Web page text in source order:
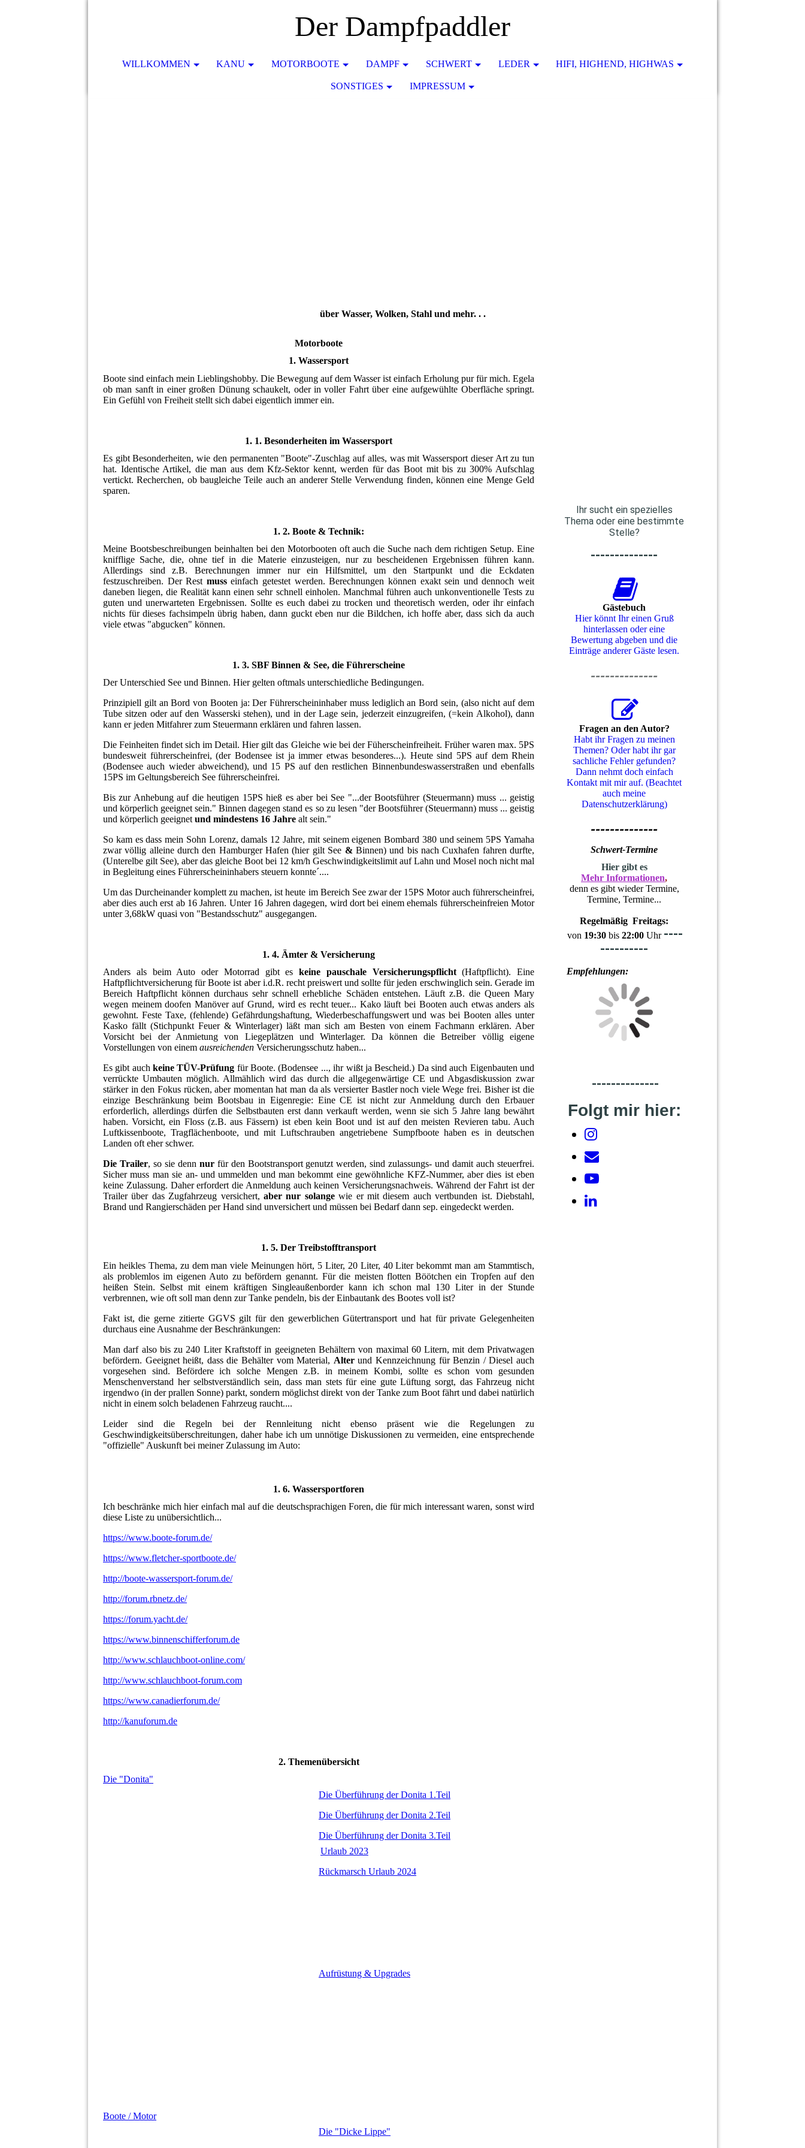
Der Dampfpaddler
WILLKOMMEN KANU MOTORBOOTE DAMPF SCHWERT LEDER HIFI, HIGHEND, HIGHWAS
SONSTIGES IMPRESSUM
über Wasser, Wolken, Stahl und mehr. . .
Motorboote
1. Wassersport
Boote sind einfach mein Lieblingshobby. Die Bewegung auf dem Wasser ist einfach Erholung pur für mich. Egela
ob man sanft in einer großen Dünung schaukelt, oder in voller Fahrt über eine aufgewühlte Oberfläche springt.
Ein Gefühl von Freiheit stellt sich dabei eigentlich immer ein.
1. 1. Besonderheiten im Wassersport
Es gibt Besonderheiten, wie den permanenten "Boote"-Zuschlag auf alles, was mit Wassersport dieser Art zu tun
hat. Identische Artikel, die man aus dem Kfz-Sektor kennt, werden für das Boot mit bis zu 300% Aufschlag
vertickt. Recherchen, ob baugleiche Teile auch an anderer Stelle Verwendung finden, können eine Menge Geld
sparen.
1. 2. Boote & Technik:
Meine Bootsbeschreibungen beinhalten bei den Motorbooten oft auch die Suche nach dem richtigen Setup. Eine
knifflige Sache, die, ohne tief in die Materie einzusteigen, nur zu bescheidenen Ergebnissen führen kann.
Allerdings sind z.B. Berechnungen immer nur ein Hilfsmittel, um den Startpunkt und die Eckdaten
festzuschreiben. Der Rest musseinfach getestet werden. Berechnungen können exakt sein und dennoch weit
daneben liegen, die Realität kann einen sehr schnell einholen. Manchmal führen auch unkonventionelle Tests zu
guten und unerwarteten Ergebnissen. Sollte es euch dabei zu trocken und theoretisch werden, oder ihr einfach
nichts für dieses fachsimpeln übrig haben, dann guckt eben nur die Bildchen, ich hoffe aber, dass sich da auch
viele etwas "abgucken" können.
1. 3. SBF Binnen & See, die Führerscheine
Der Unterschied See und Binnen. Hier gelten oftmals unterschiedliche Bedingungen.
Prinzipiell gilt an Bord von Booten ja: Der Führerscheininhaber muss lediglich an Bord sein, (also nicht auf dem
Tube sitzen oder auf den Wasserski stehen), und in der Lage sein, jederzeit einzugreifen, (=kein Alkohol), dann
kann er jeden Mitfahrer zum Steuermann erklären und fahren lassen.
Die Feinheiten findet sich im Detail. Hier gilt das Gleiche wie bei der Füherscheinfreiheit. Früher waren max. 5PS
bundesweit führerscheinfrei, (der Bodensee ist ja immer etwas besonderes...). Heute sind 5PS auf dem Rhein
(Bodensee auch wieder abweichend), und 15 PS auf den restlichen Binnenbundeswasserstraßen und ebenfalls
15PS im Geltungsbereich See führerscheinfrei.
Bis zur Anhebung auf die heutigen 15PS hieß es aber bei See "...der Bootsführer (Steuermann) muss ... geistig
und körperlich geeignet sein." Binnen dagegen stand es so zu lesen "der Bootsführer (Steuermann) muss ... geistig
und körperlich geeignet und mindestens 16 Jahre alt sein."
So kam es dass mein Sohn Lorenz, damals 12 Jahre, mit seinem eigenen Bombard 380 und seinem 5PS Yamaha
zwar völlig alleine durch den Hamburger Hafen (hier gilt See & Binnen) und bis nach Cuxhafen fahren durfte,
(Unterelbe gilt See), aber das gleiche Boot bei 12 km/h Geschwindigkeitslimit auf Lahn und Mosel noch nicht mal
in Begleitung eines Führerscheininhabers steuern konnte´....
Um das Durcheinander komplett zu machen, ist heute im Bereich See zwar der 15PS Motor auch führerscheinfrei,
aber dies auch erst ab 16 Jahren. Unter 16 Jahren dagegen, wird dort bei einem ehemals führerscheinfreien Motor
unter 3,68kW quasi von "Bestandsschutz" ausgegangen.
1. 4. Ämter & Versicherung
Anders als beim Auto oder Motorrad gibt es keine pauschale Versicherungspflicht(Haftpflicht). Eine
Haftpflichtversicherung für Boote ist aber i.d.R. recht preiswert und sollte für jeden erschwinglich sein. Gerade im
Bereich Haftpflicht können durchaus sehr schnell erhebliche Schäden entstehen. Läuft z.B. die Queen Mary
wegen meinem doofen Manöver auf Grund, wird es recht teuer... Kako läuft bei Booten auch etwas anders als
gewohnt. Feste Taxe, (fehlende) Gefährdungshaftung, Wiederbeschaffungswert und was bei Booten alles unter
Kasko fällt (Stichpunkt Feuer & Winterlager) läßt man sich am Besten von einem Fachmann erklären. Aber
Vorsicht bei der Anmietung von Liegeplätzen und Winterlager. Da können die Betreiber völlig eigene
Vorstellungen von einem ausreichenden Versicherungsschutz haben...
Es gibt auchkeine TÜV-Prüfung für Boote. (Bodensee ..., ihr wißt ja Bescheid.) Da sind auch Eigenbauten und
verrückte Umbauten möglich. Allmählich wird das durch die allgegenwärtige CE und Abgasdiskussion zwar
stärker in den Fokus rücken, aber momentan hat man da als versierter Bastler noch viele Wege frei. Bisher ist die
einzige Beschränkung beim Bootsbau in Eigenregie: Eine CE ist nicht zur Anmeldung durch den Erbauer
erforderlich, allerdings dürfen die Selbstbauten erst dann verkauft werden, wenn sie sich 5 Jahre lang bewährt
haben. Vorsicht, ein Floss (z.B. aus Fässern) ist eben kein Boot und ist auf den meisten Revieren tabu. Auch
Luftkissenboote, Tragflächenboote, und mit Luftschrauben angetriebene Sumpfboote haben es in deutschen
Landen oft eher schwer.
Die Trailer, so sie denn nurfür den Bootstransport genutzt werden, sind zulassungs- und damit auch steuerfrei.
Sicher muss man sie an- und ummelden und man bekommt eine gewöhnliche KFZ-Nummer, aber dies ist eben
keine Zulassung. Daher erfordert die Anmeldung auch keinen Versicherungsnachweis. Während der Fahrt ist der
Trailer über das Zugfahrzeug versichert, aber nur solangewie er mit diesem auch vertbunden ist. Diebstahl,
Brand und Rangierschäden per Hand sind unversichert und müssen bei Bedarf dann sep. eingedeckt werden.
1. 5. Der Treibstofftransport
Ein heikles Thema, zu dem man viele Meinungen hört, 5 Liter, 20 Liter, 40 Liter bekommt man am Stammtisch,
als problemlos im eigenen Auto zu befördern genannt. Für die meisten flotten Böötchen ein Tropfen auf den
heißen Stein. Selbst mit einem kräftigen Singleaußenborder kann ich schon mal 130 Liter in der Stunde
verbrennen, wie oft soll man denn zur Tanke pendeln, bis der Einbautank des Bootes voll ist?
Fakt ist, die gerne zitierte GGVS gilt für den gewerblichen Gütertransport und hat für private Gelegenheiten
durchaus eine Ausnahme der Beschränkungen:
Man darf also bis zu 240 Liter Kraftstoff in geeigneten Behältern von maximal 60 Litern, mit dem Privatwagen
befördern. Geeignet heißt, dass die Behälter vom Material, Alterund Kennzeichnung für Benzin / Diesel auch
vorgesehen sind. Befördere ich solche Mengen z.B. in meinem Kombi, sollte es schon vom gesunden
Menschenverstand her selbstverständlich sein, dass man stets für eine gute Lüftung sorgt, das Fahrzeug nicht
irgendwo (in der prallen Sonne) parkt, sondern möglichst direkt von der Tanke zum Boot fährt und dabei natürlich
nicht in einem solch beladenen Fahrzeug raucht....
Leider sind die Regeln bei der Rennleitung nicht ebenso präsent wie die Regelungen zu
Geschwindigkeitsüberschreitungen, daher habe ich um unnötige Diskussionen zu vermeiden, eine entsprechende
"offizielle" Auskunft bei meiner Zulassung im Auto:
1. 6. Wassersportforen
Ich beschränke mich hier einfach mal auf die deutschsprachigen Foren, die für mich interessant waren, sonst wird
diese Liste zu unübersichtlich...
https://www.boote-forum.de/
https://www.fletcher-sportboote.de/
http://boote-wassersport-forum.de/
http://forum.rbnetz.de/
https://forum.yacht.de/
https://www.binnenschifferforum.de
http://www.schlauchboot-online.com/
http://www.schlauchboot-forum.com
https://www.canadierforum.de/
http://kanuforum.de
2. Themenübersicht
Die "Donita"
Die Überführung der Donita 1.Teil
Die Überführung der Donita 2.Teil
Die Überführung der Donita 3.Teil
Urlaub 2023
Rückmarsch Urlaub 2024
Aufrüstung & Upgrades
Boote / Motor
Die "Dicke Lippe"
Ihr sucht ein spezielles
Thema oder eine bestimmte
Stelle?
--------------
Gästebuch
Hier könnt Ihr einen Gruß
hinterlassen oder eine
Bewertung abgeben und die
Einträge anderer Gäste lesen.
--------------
Fragen an den Autor?
Habt ihr Fragen zu meinen
Themen? Oder habt ihr gar
sachliche Fehler gefunden?
Dann nehmt doch einfach
Kontakt mit mir auf. (Beachtet
auch meine
Datenschutzerklärung)
--------------
Schwert-Termine
Hier gibt es
Mehr Informationen,
denn es gibt wieder Termine,
Termine, Termine...
Regelmäßig Freitags:
von 19:30 bis 22:00 Uhr ----
----------
Empfehlungen:
--------------
Folgt mir hier: